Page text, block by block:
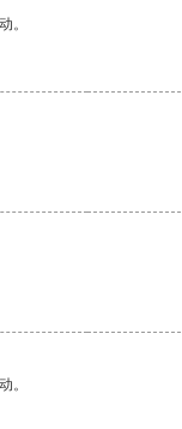
。
。